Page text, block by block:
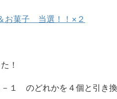
お菓子 当選！！×２
！
１ のどれかを４個と引き換